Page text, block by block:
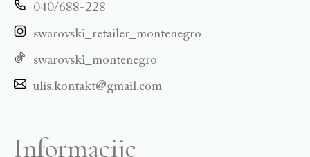
040/688-228
swarovski_retailer_montenegro
swarovski_montenegro
ulis.kontakt@gmail.com
Informacije